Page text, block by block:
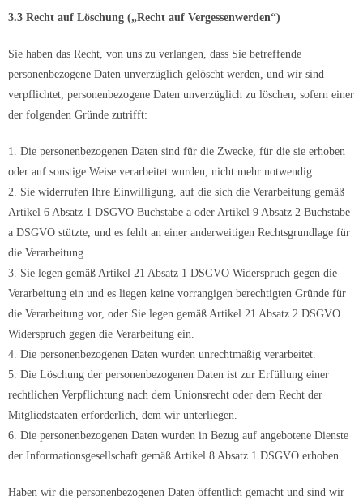
3.3 Recht auf Löschung („Recht auf Vergessenwerden“)
Sie haben das Recht, von uns zu verlangen, dass Sie betreffende
personenbezogene Daten unverzüglich gelöscht werden, und wir sind
verpflichtet, personenbezogene Daten unverzüglich zu löschen, sofern einer
der folgenden Gründe zutrifft:
1. Die personenbezogenen Daten sind für die Zwecke, für die sie erhoben
oder auf sonstige Weise verarbeitet wurden, nicht mehr notwendig.
2. Sie widerrufen Ihre Einwilligung, auf die sich die Verarbeitung gemäß
Artikel 6 Absatz 1 DSGVO Buchstabe a oder Artikel 9 Absatz 2 Buchstabe
a DSGVO stützte, und es fehlt an einer anderweitigen Rechtsgrundlage für
die Verarbeitung.
3. Sie legen gemäß Artikel 21 Absatz 1 DSGVO Widerspruch gegen die
Verarbeitung ein und es liegen keine vorrangigen berechtigten Gründe für
die Verarbeitung vor, oder Sie legen gemäß Artikel 21 Absatz 2 DSGVO
Widerspruch gegen die Verarbeitung ein.
4. Die personenbezogenen Daten wurden unrechtmäßig verarbeitet.
5. Die Löschung der personenbezogenen Daten ist zur Erfüllung einer
rechtlichen Verpflichtung nach dem Unionsrecht oder dem Recht der
Mitgliedstaaten erforderlich, dem wir unterliegen.
6. Die personenbezogenen Daten wurden in Bezug auf angebotene Dienste
der Informationsgesellschaft gemäß Artikel 8 Absatz 1 DSGVO erhoben.
Haben wir die personenbezogenen Daten öffentlich gemacht und sind wir